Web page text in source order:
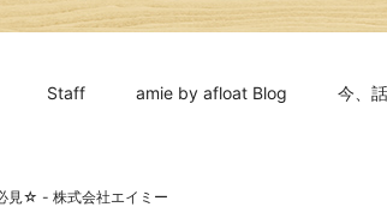
Staff amie by afloat Blog 今、
見☆ - 株式会社エイミー